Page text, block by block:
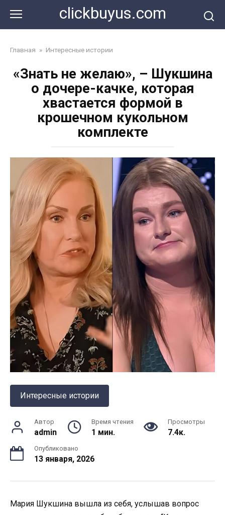
контенту
clickbuyus.com
Главная » Интересные истории
«Знать не желаю», – Шукшина
о дочере-качке, которая
хвастается формой в
крошечном кукольном
комплекте
Интересные истории
Автор
admin
Время чтения
1 мин.
Просмотры
7.4к.
Опубликовано
13 января, 2026
Мария Шукшина вышла из себя, услышав вопрос